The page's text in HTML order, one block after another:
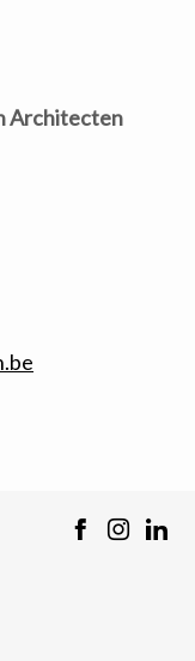
Architecten